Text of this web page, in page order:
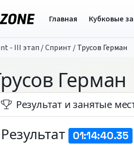
Главная Кубковые
- III этап /Спринт /Трусов Герман
Герман
Результат и занятые
Результат 01:14:40.35